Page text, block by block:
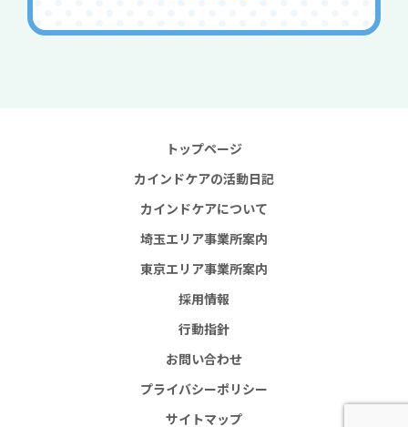
トップページ
カインドケアの活動日記
カインドケアについて
埼玉エリア事業所案内
東京エリア事業所案内
採用情報
行動指針
お問い合わせ
プライバシーポリシー
サイトマップ